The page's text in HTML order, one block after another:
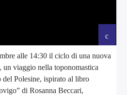
alle 14:30 il ciclo di una nuova
un viaggio nella toponomastica
Polesine, ispirato al libro
di Rosanna Beccari,